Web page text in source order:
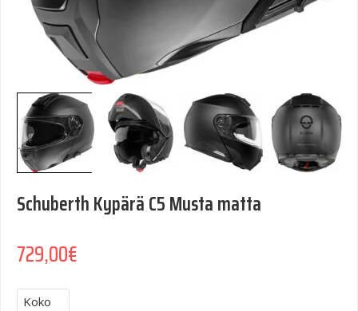
Schuberth Kypärä C5 Musta matta
729,00€
Koko